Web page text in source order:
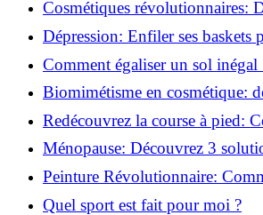
Cosmétiques révolutionnaires:
comment les fermes verticales
beauté!
Dépression: Enfiler ses baskets
solution!
Comment égaliser un sol inégal
infaillibles pour réussir !
Biomimétisme en cosmétique:
la nature inspire l'avenir des
Redécouvrez la course à pied:
pour reprendre!
Ménopause: Découvrez 3
les bouffées de chaleur!
Peinture Révolutionnaire:
Deux Couleurs Sur Une Porte!
Quel sport est fait pour moi ?